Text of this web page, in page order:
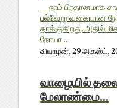
நாம் பிரதானமாக
பல்வேறு வகையான
தாக்குகிறது. அதில்
நோயா...
வியாழன், 29 ஆகஸ்ட்,
வாழையில்
மேலாண்மை...